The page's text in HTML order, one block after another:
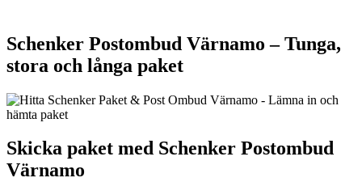
Schenker Postombud Värnamo – Tunga,
stora och långa paket
Skicka paket med Schenker Postombud
Värnamo